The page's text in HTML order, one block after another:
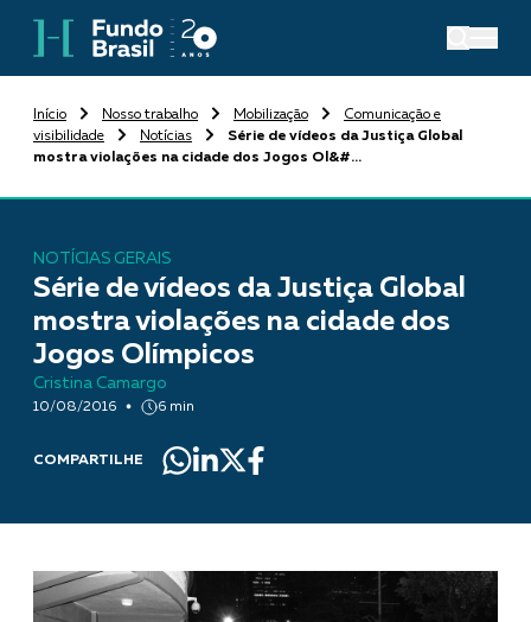
Início Nosso trabalho Mobilização
Comunicação e
visibilidade
Notícias
Série de vídeos da Justiça Global
mostra violações na cidade dos Jogos Ol&#...
NOTÍCIAS GERAIS
Série de vídeos da Justiça Global
mostra violações na cidade dos
Jogos Olímpicos
Cristina Camargo
10/08/2016 6 min
COMPARTILHE